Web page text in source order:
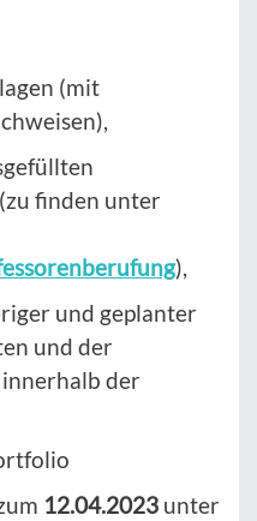
(mit
finden unter
),
und geplanter
und der
der
12.04.2023 unter